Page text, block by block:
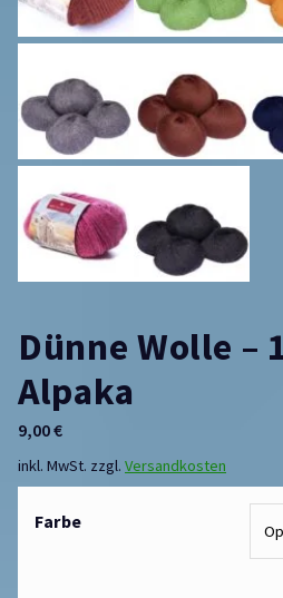
Dünne Wolle –
Alpaka
9,00€
inkl. MwSt. zzgl. Versandkosten
Farbe